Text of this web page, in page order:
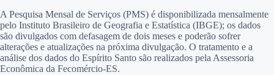
A Pesquisa Mensal de Serviços (PMS) é disponibilizada mensalmente
pelo Instituto Brasileiro de Geografia e Estatística (IBGE); os dados
são divulgados com defasagem de dois meses e poderão sofrer
alterações e atualizações na próxima divulgação. O tratamento e a
análise dos dados do Espírito Santo são realizados pela Assessoria
Econômica da Fecomércio-ES.